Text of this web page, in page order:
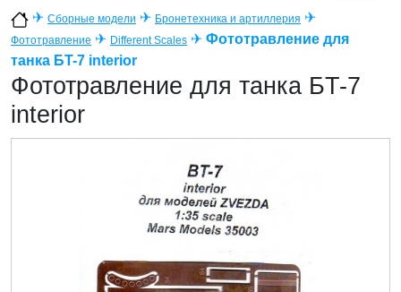
✈ Сборные модели ✈ Бронетехника и артиллерия ✈
Фототравление ✈ Different Scales ✈ Фототравление для
танка БT-7 interior
Фототравление для танка БT-7
interior